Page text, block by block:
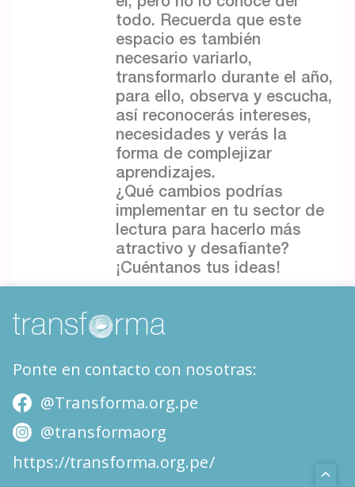
todo. Recuerda que este
espacio es también
necesario variarlo,
transformarlo durante el año,
para ello, observa y escucha,
así reconocerás intereses,
necesidades y verás la
forma de complejizar
aprendizajes.
¿Qué cambios podrías
implementar en tu sector de
lectura para hacerlo más
atractivo y desafiante?
¡Cuéntanos tus ideas!
Ponte en contacto con nosotras:
@Transforma.org.pe
@transformaorg
https://transforma.org.pe/